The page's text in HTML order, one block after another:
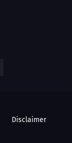
Disclaimer